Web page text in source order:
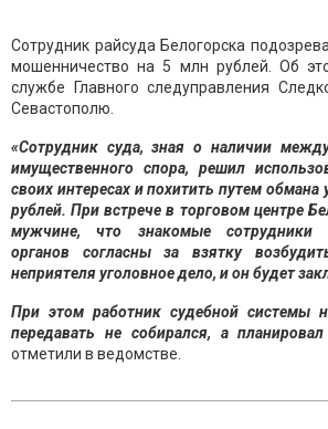
Сотрудник райсуда Белогорска
мошенничество на 5 млн рублей. Об
службе Главного следуправления
Севастополю.
«Сотрудник суда, зная о наличии
имущественного спора, решил
своих интересах и похитить путем
рублей. При встрече в торговом центре
мужчине, что знакомые сотрудники
органов согласны за взятку
неприятеля уголовное дело, и он будет
При этом работник судебной системы
передавать не собирался, а
отметили в ведомстве.